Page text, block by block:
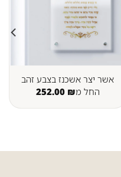
אשר יצר אשכנז בצבע זהב
החל מ
252.00 ₪